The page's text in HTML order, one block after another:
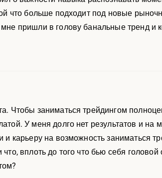
что больше подходит под новые
пришли в голову банальные тренд и
Чтобы заниматься трейдингом
У меня долго нет результатов и на
карьеру на возможность заниматься
вплоть до того что бью себя